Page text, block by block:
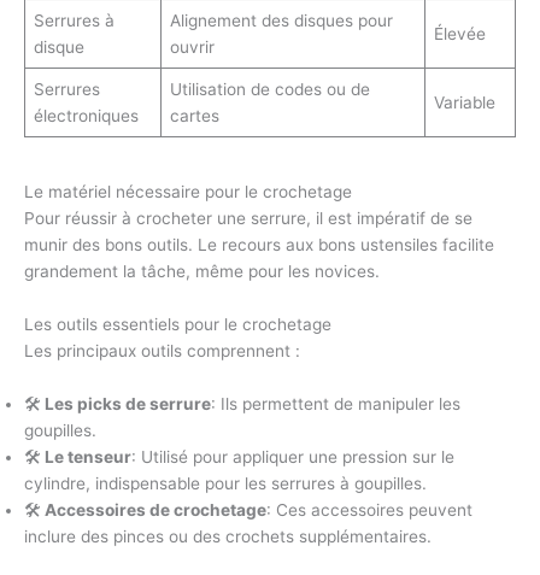
Serrures à
disque
Alignement des disques pour
ouvrir
Élevée
Serrures
électroniques
Utilisation de codes ou de
cartes
Variable
Le matériel nécessaire pour le crochetage
Pour réussir à crocheter une serrure, il est impératif de se
munir des bons outils. Le recours aux bons ustensiles facilite
grandement la tâche, même pour les novices.
Les outils essentiels pour le crochetage
Les principaux outils comprennent :
🛠️ Les picks de serrure: Ils permettent de manipuler les
goupilles.
🛠️ Le tenseur: Utilisé pour appliquer une pression sur le
cylindre, indispensable pour les serrures à goupilles.
🛠️ Accessoires de crochetage: Ces accessoires peuvent
inclure des pinces ou des crochets supplémentaires.